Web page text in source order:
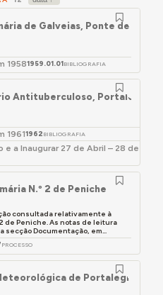
de Galveias, Ponte de
19581959.01.01BIBLIOGRAFIA
Antituberculoso, Portalegre
19611962 BIBLIOGRAFIA
a Inaugurar 27 de Abril – 28 de Maio
N.º 2 de Peniche
consultada relativamente à
de Peniche. As notas de leitura
Documentação, em...
PROCESSO
de Portalegre